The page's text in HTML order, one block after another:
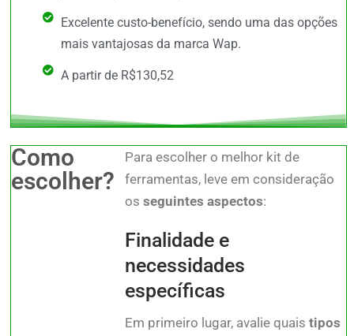
Excelente custo-benefício, sendo uma das opções
mais vantajosas da marca Wap.
A partir de R$130,52
Como
escolher?
Para escolher o melhor kit de
ferramentas, leve em consideração
osseguintes aspectos:
Finalidade e
necessidades
específicas
Em primeiro lugar, avalie quaistipos